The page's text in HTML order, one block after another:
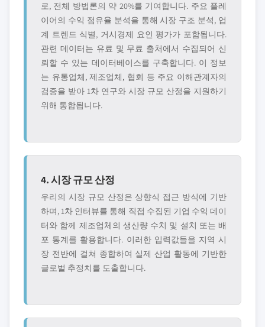
로, 전체 방법론의 약 20%를 기여합니다. 주요 플레
이어의 수익 점유율 분석을 통해 시장 구조 분석, 업
계 트렌드 식별, 거시경제 요인 평가가 포함됩니다.
관련 데이터는 유료 및 무료 출처에서 수집되어 신
뢰할 수 있는 데이터베이스를 구축합니다. 이 정보
는 유통업체, 제조업체, 협회 등 주요 이해관계자의
검증을 받아 1차 연구와 시장 규모 산정을 지원하기
위해 통합됩니다.
4. 시장 규모 산정
우리의 시장 규모 산정은 상향식 접근 방식에 기반
하며, 1차 인터뷰를 통해 직접 수집된 기업 수익 데이
터와 함께 제조업체의 생산량 수치 및 설치 또는 배
포 통계를 활용합니다. 이러한 입력값들을 지역 시
장 전반에 걸쳐 종합하여 실제 산업 활동에 기반한
글로벌 추정치를 도출합니다.